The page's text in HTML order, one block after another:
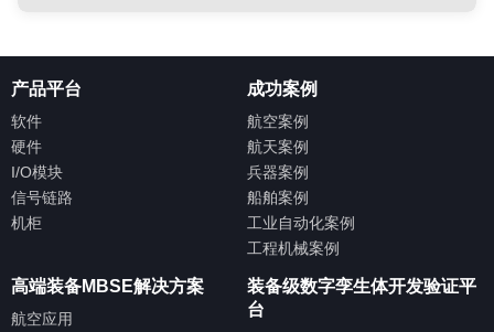
产品平台
软件
硬件
I/O模块
信号链路
机柜
成功案例
航空案例
航天案例
兵器案例
船舶案例
工业自动化案例
工程机械案例
高端装备MBSE解决方案
航空应用
装备级数字孪生体开发验证平
台